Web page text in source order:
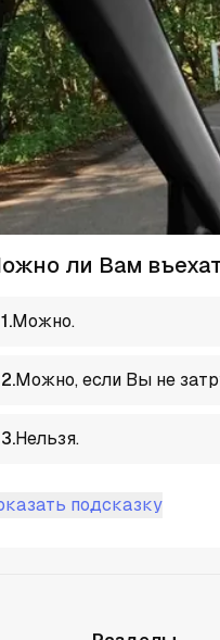
ли Вам
1 .Можно.
2.Можно, если Вы не
3.Нельзя.
подсказку